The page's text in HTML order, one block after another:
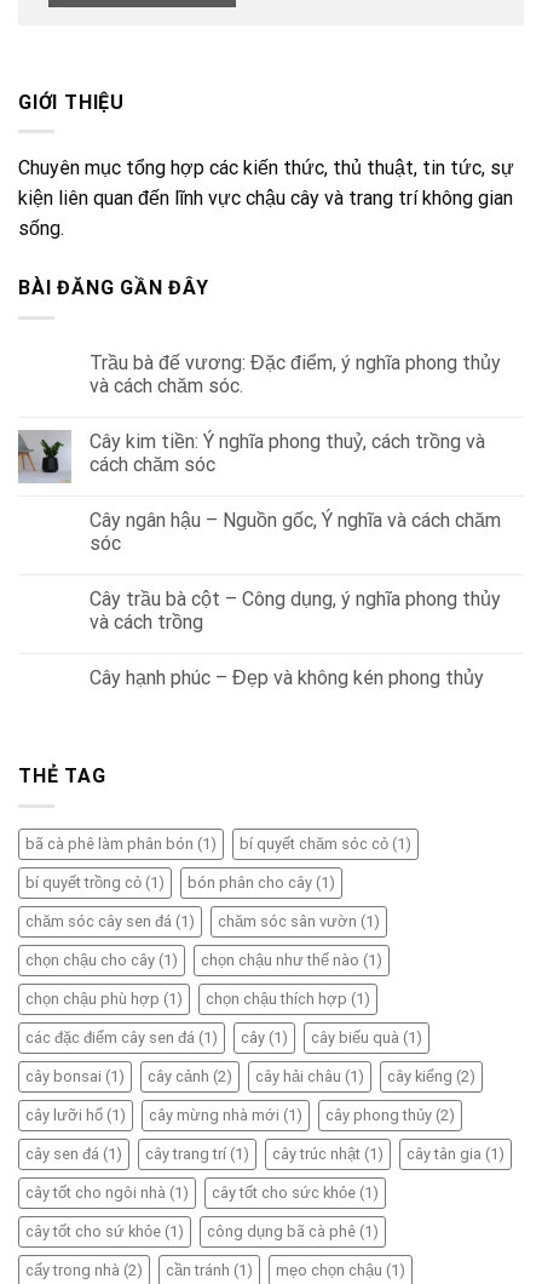
GIỚI THIỆU
Chuyên mục tổng hợp các kiến thức, thủ thuật, tin tức, sự
kiện liên quan đến lĩnh vực chậu cây và trang trí không gian
sống.
BÀI ĐĂNG GẦN ĐÂY
Trầu bà đế vương: Đặc điểm, ý nghĩa phong thủy
và cách chăm sóc.
Cây kim tiền: Ý nghĩa phong thuỷ, cách trồng và
cách chăm sóc
Cây ngân hậu – Nguồn gốc, Ý nghĩa và cách chăm
sóc
Cây trầu bà cột – Công dụng, ý nghĩa phong thủy
và cách trồng
Cây hạnh phúc – Đẹp và không kén phong thủy
THẺ TAG
bã cà phê làm phân bón (1) bí quyết chăm sóc cỏ (1)
bí quyết trồng cỏ (1) bón phân cho cây (1)
chăm sóc cây sen đá (1) chăm sóc sân vườn (1)
chọn chậu cho cây (1) chọn chậu như thế nào (1)
chọn chậu phù hợp (1) chọn chậu thích hợp (1)
các đặc điểm cây sen đá (1) cây (1) cây biếu quà (1)
cây bonsai (1) cây cảnh (2) cây hải châu (1) cây kiểng (2)
cây lưỡi hổ (1) cây mừng nhà mới (1) cây phong thủy (2)
cây sen đá (1) cây trang trí (1) cây trúc nhật (1) cây tân gia (1)
cây tốt cho ngôi nhà (1) cây tốt cho sức khỏe (1)
cây tốt cho sứ khỏe (1) công dụng bã cà phê (1)
cấy trong nhà (2) cần tránh (1) mẹo chọn chậu (1)